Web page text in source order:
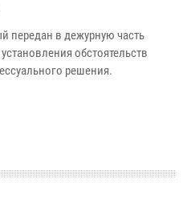
передан в дежурную часть
обстоятельств
решения.